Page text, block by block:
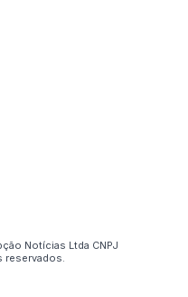
Notícias Ltda CNPJ